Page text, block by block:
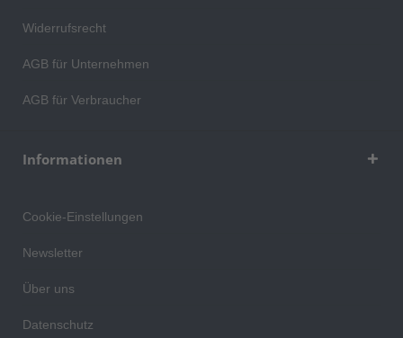
Widerrufsrecht
AGB für Unternehmen
AGB für Verbraucher
Informationen
Cookie-Einstellungen
Newsletter
Über uns
Datenschutz